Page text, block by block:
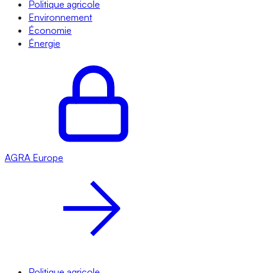
Politique agricole
Environnement
Économie
Énergie
AGRA Europe